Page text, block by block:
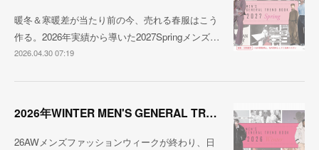
暖冬＆寒暖差が当たり前の今、売れる春服はこう
作る。2026年実績から導いた2027Springメンズ…
2026.04.30 07:19
2026年WINTER MEN'S GENERAL TREND
26AWメンズファッションウィークが終わり、日